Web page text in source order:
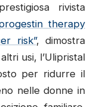
rivista
therapy
risk”, dimostra
usi, l’Ulipristal
per ridurre il
nelle donne in